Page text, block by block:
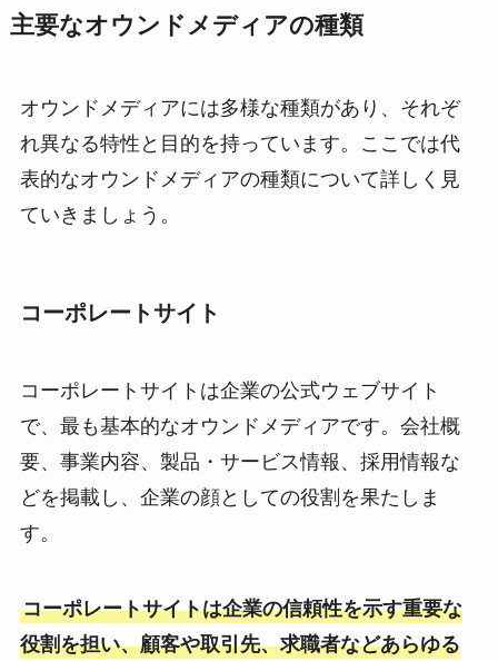
主要なオウンドメディアの種類
オウンドメディアには多様な種類があり、それぞ
れ異なる特性と目的を持っています。ここでは代
表的なオウンドメディアの種類について詳しく見
ていきましょう。
コーポレートサイト
コーポレートサイトは企業の公式ウェブサイト
で、最も基本的なオウンドメディアです。会社概
要、事業内容、製品・サービス情報、採用情報な
どを掲載し、企業の顔としての役割を果たしま
す。
コーポレートサイトは企業の信頼性を示す重要な
役割を担い、顧客や取引先、求職者などあらゆる